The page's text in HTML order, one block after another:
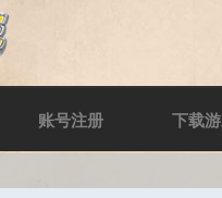
账号注册 下载